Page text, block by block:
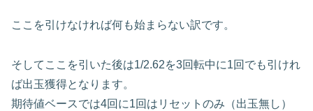
ここを引けなければ何も始まらない訳です。
そしてここを引いた後は1/2.62を3回転中に1回でも引けれ
ば出玉獲得となります。
期待値ベースでは4回に1回はリセットのみ（出玉無し）